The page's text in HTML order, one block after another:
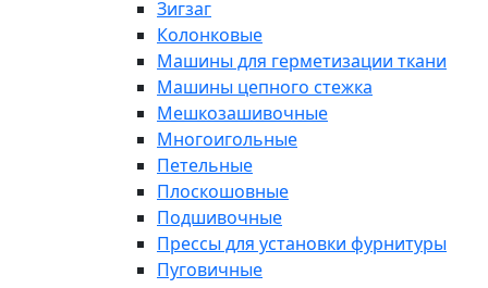
Зигзаг
Колонковые
Машины для герметизации ткани
Машины цепного стежка
Мешкозашивочные
Многоигольные
Петельные
Плоскошовные
Подшивочные
Прессы для установки фурнитуры
Пуговичные